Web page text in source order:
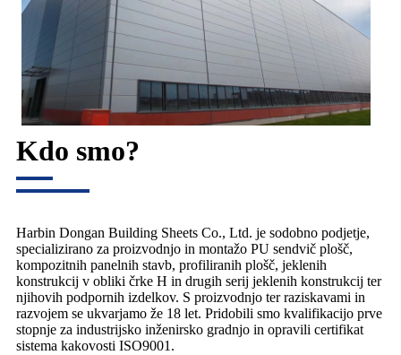
Kdo smo?
Harbin Dongan Building Sheets Co., Ltd. je sodobno podjetje,
specializirano za proizvodnjo in montažo PU sendvič plošč,
kompozitnih panelnih stavb, profiliranih plošč, jeklenih
konstrukcij v obliki črke H in drugih serij jeklenih konstrukcij ter
njihovih podpornih izdelkov. S proizvodnjo ter raziskavami in
razvojem se ukvarjamo že 18 let. Pridobili smo kvalifikacijo prve
stopnje za industrijsko inženirsko gradnjo in opravili certifikat
sistema kakovosti ISO9001.